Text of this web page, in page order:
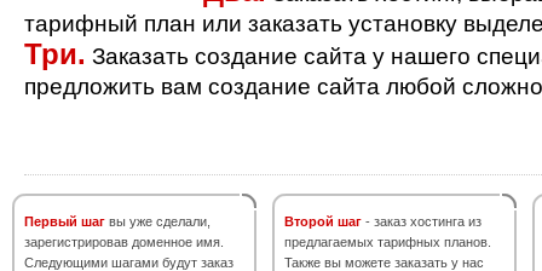
тарифный план или заказать установку
Три. Заказать создание сайта у нашего
предложить вам создание сайта любой
Первый шаг вы уже сделали,
зарегистрировав доменное имя.
Следующими шагами будут заказ
Второй шаг - заказ хостинга из
предлагаемых тарифных планов.
Также вы можете заказать у нас